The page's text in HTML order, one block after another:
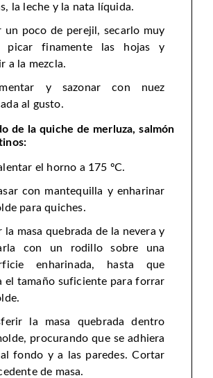
la leche y la nata líquida.
un poco de perejil, secarlo muy
picar finamente las hojas y
a la mezcla.
y sazonar con nuez
al gusto.
de la quiche de merluza, salmón
el horno a 175 ºC.
con mantequilla y enharinar
para quiches.
la masa quebrada de la nevera y
con un rodillo sobre una
enharinada, hasta que
el tamaño suficiente para forrar
la masa quebrada dentro
procurando que se adhiera
fondo y a las paredes. Cortar
de masa.